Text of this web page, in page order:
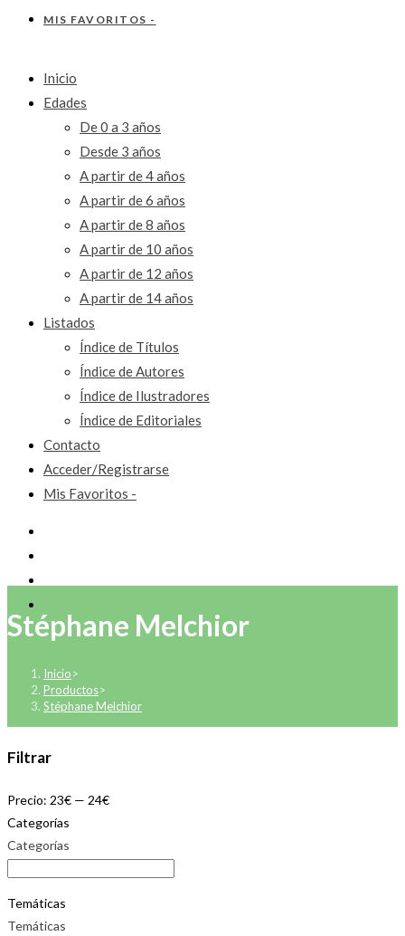
MIS FAVORITOS -
Inicio
Edades
De 0 a 3 años
Desde 3 años
A partir de 4 años
A partir de 6 años
A partir de 8 años
A partir de 10 años
A partir de 12 años
A partir de 14 años
Listados
Índice de Títulos
Índice de Autores
Índice de Ilustradores
Índice de Editoriales
Contacto
Acceder/Registrarse
Mis Favoritos -
Stéphane Melchior
Inicio>
Productos>
Stéphane Melchior
Filtrar
Precio: 23€ — 24€
Categorías
Categorías
Temáticas
Temáticas